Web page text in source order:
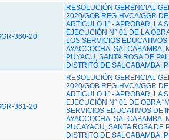
360-20
RESOLUCIÓN GERENCIAL
2020/GOB.REG-HVCA/GGR
ARTÍCULO 1º.- APROBAR, LA
EJECUCIÓN N° 01 DE LA
LOS SERVICIOS
AYACCOCHA, SALCABAMBA,
PUYACU, SANTA ROSA DE
DISTRITO DE SALCABAMBA,
361-20
RESOLUCIÓN GERENCIAL
2020/GOB.REG-HVCA/GGR
ARTÍCULO 1º.- APROBAR, LA
EJECUCIÓN N° 01 DE OBRA
SERVICIOS EDUCATIVOS DE
AYACCOCHA, SALCABAMBA,
PUCAYACU, SANTA ROSA DE
DISTRITO DE SALCABAMBA,